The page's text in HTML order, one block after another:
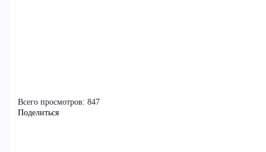
Всего просмотров: 847
Поделиться